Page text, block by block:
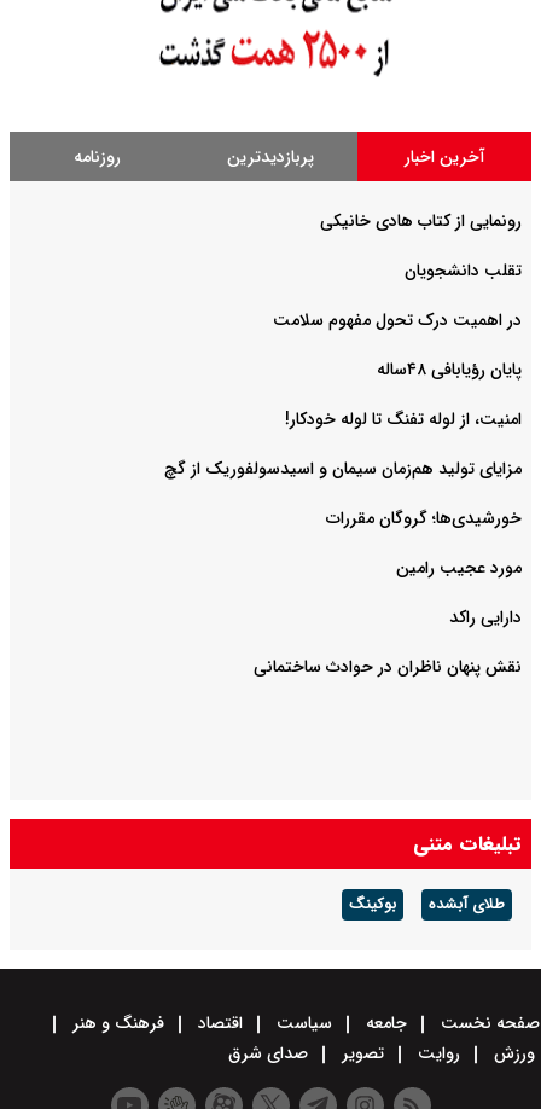
آخرین اخبار پربازدیدترین روزنامه
رونمایی از کتاب هادی خانیکی
‌تقلب دانشجویان
در اهمیت درک تحول مفهوم سلامت
پایان رؤیابافی ۴۸ساله
امنیت، از لوله تفنگ تا ‌لوله خودکار!
مزایای تولید هم‌زمان سیمان و اسیدسولفوریک از گچ
خورشیدی‌ها؛ گروگان مقررات
مورد عجیب رامین
دارایی راکد
نقش پنهان ناظران در حوادث ساختمانی
تبلیغات متنی
طلای آبشده بوکینگ
صفحه نخست جامعه سیاست اقتصاد
فرهنگ و هنر
ورزش
روایت تصویر صدای شرق